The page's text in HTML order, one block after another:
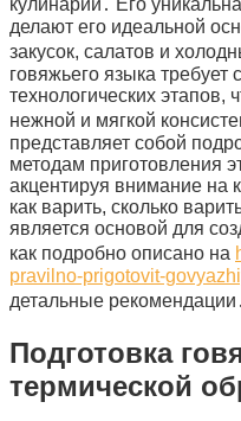
делают его идеальной
закусок, салатов и
говяжьего языка
технологических этапов,
нежной и мягкой
представляет собой
методам приготовления
акцентируя внимание на
как варить, сколько
является основой для
как подробно описано на
pravilno-prigotovit-
детальные рекомендации․
Подготовка
термической